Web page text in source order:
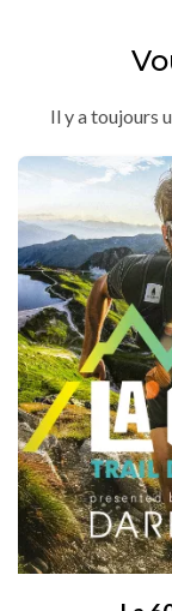
Il y a toujours